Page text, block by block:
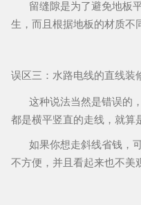
留缝隙是为了避免地板
生，而且根据地板的材质不
误区三 ：水路电线的直线装
这种说法当然是错误的
都是横平竖直的走线，就算
如果你想走斜线省钱，
不方便，并且看起来也不美